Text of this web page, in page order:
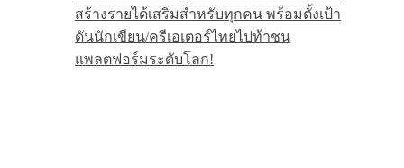
สร้างรายได้เสริมสำหรับทุกคน พร้อมตั้งเป้า
ดันนักเขียน/ครีเอเตอร์ไทยไปท้าชน
แพลตฟอร์มระดับโลก!